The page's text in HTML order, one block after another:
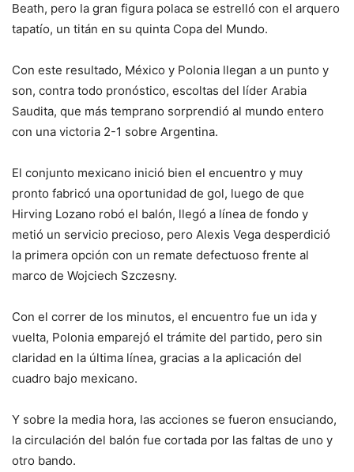
Beath, pero la gran figura polaca se estrelló con el arquero
tapatío, un titán en su quinta Copa del Mundo.
Con este resultado, México y Polonia llegan a un punto y
son, contra todo pronóstico, escoltas del líder Arabia
Saudita, que más temprano sorprendió al mundo entero
con una victoria 2-1 sobre Argentina.
El conjunto mexicano inició bien el encuentro y muy
pronto fabricó una oportunidad de gol, luego de que
Hirving Lozano robó el balón, llegó a línea de fondo y
metió un servicio precioso, pero Alexis Vega desperdició
la primera opción con un remate defectuoso frente al
marco de Wojciech Szczesny.
Con el correr de los minutos, el encuentro fue un ida y
vuelta, Polonia emparejó el trámite del partido, pero sin
claridad en la última línea, gracias a la aplicación del
cuadro bajo mexicano.
Y sobre la media hora, las acciones se fueron ensuciando,
la circulación del balón fue cortada por las faltas de uno y
otro bando.